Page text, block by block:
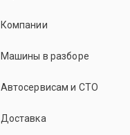
Компании
Машины в разборе
Автосервисам и СТО
Доставка